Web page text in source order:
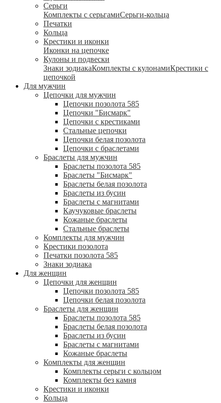
Серьги
Комплекты с серьгамиСерьги-кольца
Печатки
Кольца
Крестики и иконки
Иконки на цепочке
Кулоны и подвески
Знаки зодиакаКомплекты с кулонамиКрестики с
цепочкой
Для мужчин
Цепочки для мужчин
Цепочки позолота 585
Цепочки "Бисмарк"
Цепочки с крестиками
Стальные цепочки
Цепочки белая позолота
Цепочки с браслетами
Браслеты для мужчин
Браслеты позолота 585
Браслеты "Бисмарк"
Браслеты белая позолота
Браслеты из бусин
Браслеты с магнитами
Каучуковые браслеты
Кожаные браслеты
Стальные браслеты
Комплекты для мужчин
Крестики позолота
Печатки позолота 585
Знаки зодиака
Для женщин
Цепочки для женщин
Цепочки позолота 585
Цепочки белая позолота
Браслеты для женщин
Браслеты позолота 585
Браслеты белая позолота
Браслеты из бусин
Браслеты с магнитами
Кожаные браслеты
Комплекты для женщин
Комплекты серьги с кольцом
Комплекты без камня
Крестики и иконки
Кольца